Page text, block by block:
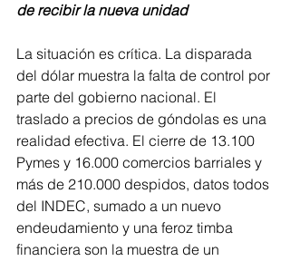
de recibir la nueva unidad
La situación es crítica. La disparada
del dólar muestra la falta de control por
parte del gobierno nacional. El
traslado a precios de góndolas es una
realidad efectiva. El cierre de 13.100
Pymes y 16.000 comercios barriales y
más de 210.000 despidos, datos todos
del INDEC, sumado a un nuevo
endeudamiento y una feroz timba
financiera son la muestra de un